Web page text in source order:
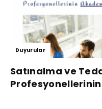
Duyurular
Satınalma ve